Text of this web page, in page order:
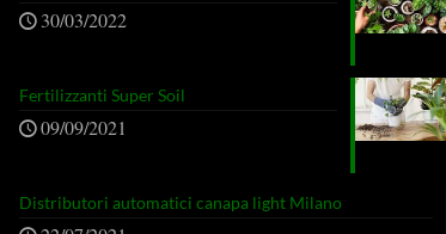
30/03/2022
Fertilizzanti Super Soil
09/09/2021
Distributori automatici canapa light Milano